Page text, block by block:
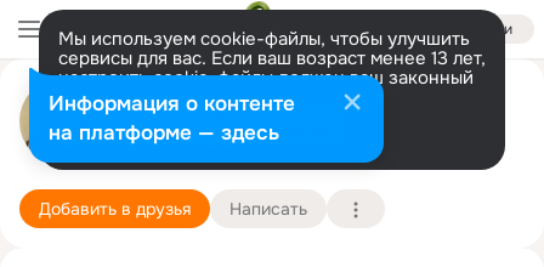
Войти
Мы используем cookie-файлы, чтобы улучшить
сервисы для вас. Если ваш возраст менее 13 лет,
настроить cookie-файлы должен ваш законный
представитель. Больше информации
Разрешить все Настроить
Vitalij Seel (Зель)
Dormagen 12 мая (52 года)
Подробнее
Добавить в друзья Написать
Информация о контенте
на платформе — здесь